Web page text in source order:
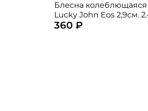
Блесна колеблющаяся
Lucky John Eos 2,9см.
005
360 ₽